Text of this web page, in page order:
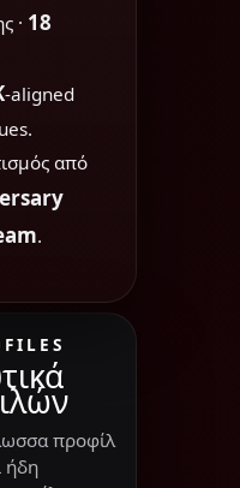
· 18
-aligned
από
.
προφίλ
ήδη